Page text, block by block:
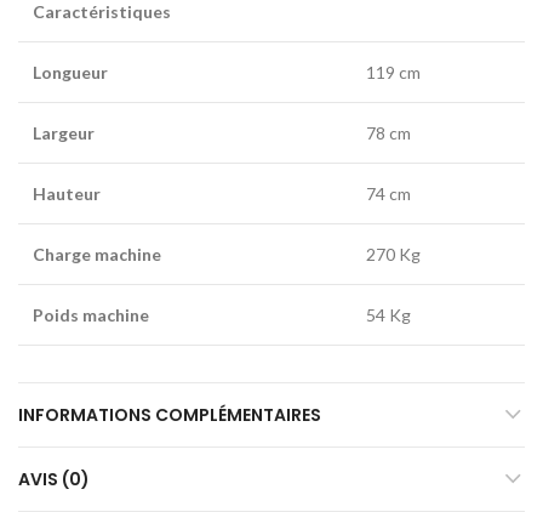
Caractéristiques
Longueur 119 cm
Largeur 78 cm
Hauteur 74 cm
Charge machine 270 Kg
Poids machine 54 Kg
INFORMATIONS COMPLÉMENTAIRES
AVIS (0)